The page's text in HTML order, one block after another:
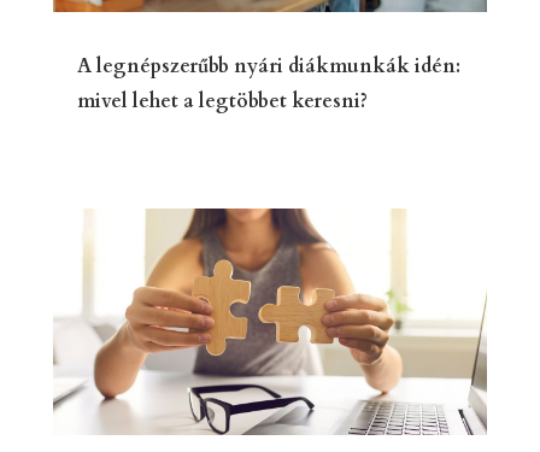
A legnépszerűbb nyári diákmunkák idén:
mivel lehet a legtöbbet keresni?